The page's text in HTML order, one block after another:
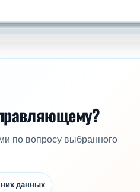
по вопросу выбранного
данных